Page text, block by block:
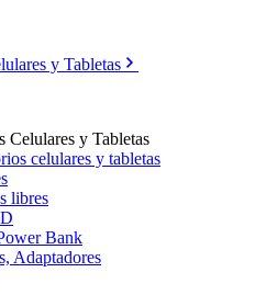
y Tabletas
Celulares y Tabletas
celulares y tabletas
libres
Bank
Adaptadores